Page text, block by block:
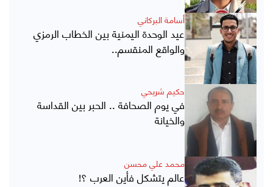
أسامة البركاني
عيد الوحدة اليمنية بين الخطاب الرمزي
والواقع المنقسم..
حكيم شريحي
في يوم الصحافة .. الحبر بين القداسة
والخيانة
محمد علي محسن
عالم يتشكل فأين العرب ؟!